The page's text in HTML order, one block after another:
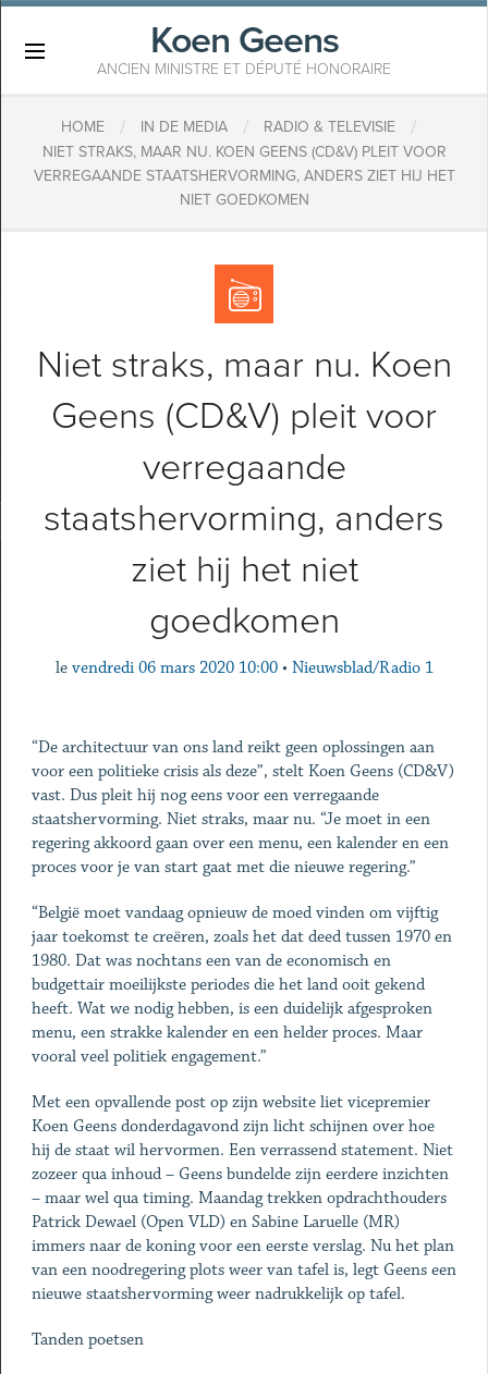
Koen Geens
ANCIEN MINISTRE ET DÉPUTÉ HONORAIRE
HOME / IN DE MEDIA / RADIO & TELEVISIE /
NIET STRAKS, MAAR NU. KOEN GEENS (CD&V) PLEIT VOOR
VERREGAANDE STAATSHERVORMING, ANDERS ZIET HIJ HET
NIET GOEDKOMEN
Niet straks, maar nu. Koen
Geens (CD&V) pleit voor
verregaande
staatshervorming, anders
ziet hij het niet
goedkomen
le vendredi 06 mars 2020 10:00 • Nieuwsblad/Radio 1
“De architectuur van ons land reikt geen oplossingen aan
voor een politieke crisis als deze”, stelt Koen Geens (CD&V)
vast. Dus pleit hij nog eens voor een verregaande
staatshervorming. Niet straks, maar nu. “Je moet in een
regering akkoord gaan over een menu, een kalender en een
proces voor je van start gaat met die nieuwe regering.”
“België moet vandaag opnieuw de moed vinden om vijftig
jaar toekomst te creëren, zoals het dat deed tussen 1970 en
1980. Dat was nochtans een van de economisch en
budgettair moeilijkste periodes die het land ooit gekend
heeft. Wat we nodig hebben, is een duidelijk afgesproken
menu, een strakke kalender en een helder proces. Maar
vooral veel politiek engagement.”
Met een opvallende post op zijn website liet vicepremier
Koen Geens donderdagavond zijn licht schijnen over hoe
hij de staat wil hervormen. Een verrassend statement. Niet
zozeer qua inhoud – Geens bundelde zijn eerdere inzichten
– maar wel qua timing. Maandag trekken opdrachthouders
Patrick Dewael (Open VLD) en Sabine Laruelle (MR)
immers naar de koning voor een eerste verslag. Nu het plan
van een noodregering plots weer van tafel is, legt Geens een
nieuwe staatshervorming weer nadrukkelijk op tafel.
Tanden poetsen